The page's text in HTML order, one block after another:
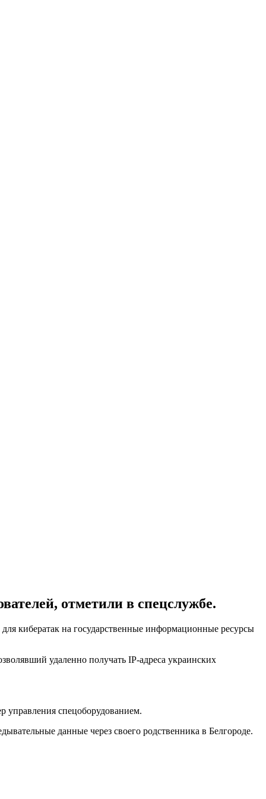
отметили в спецслужбе.
кибератак на государственные информационные ресурсы
удаленно получать IP-адреса украинских
управления спецоборудованием.
данные через своего родственника в Белгороде.